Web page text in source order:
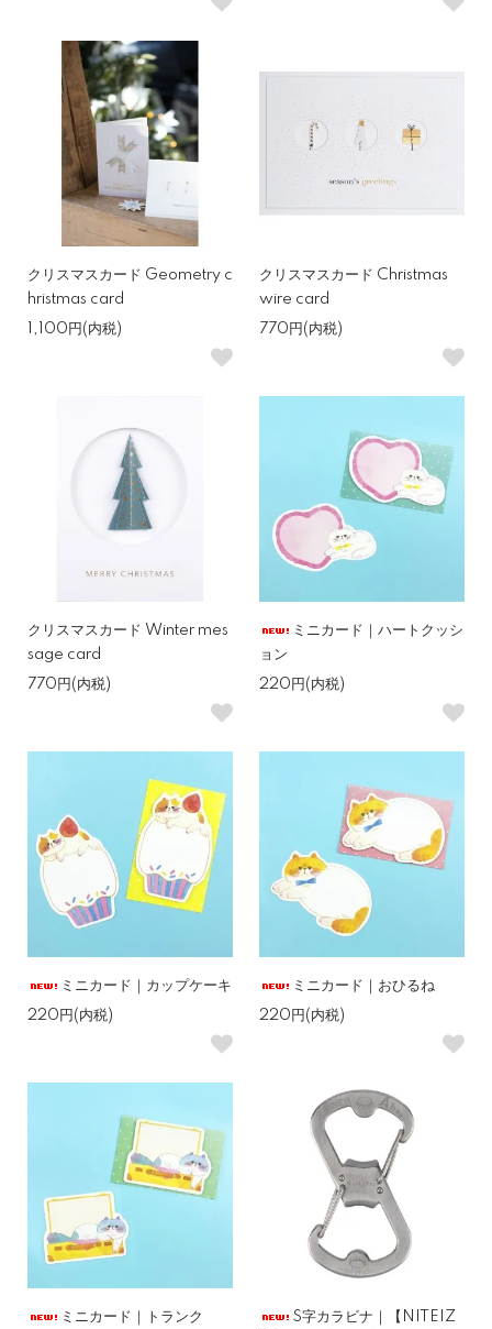
クリスマスカード Geometry c
hristmas card
1,100円(内税)
クリスマスカード Christmas
wire card
770円(内税)
クリスマスカード Winter mes
sage card
770円(内税)
ミニカード｜ハートクッシ
ョン
220円(内税)
ミニカード｜カップケーキ
220円(内税)
ミニカード｜おひるね
220円(内税)
ミニカード｜トランク
S字カラビナ｜【NITEIZ